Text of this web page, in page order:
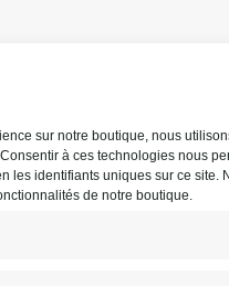
sur notre boutique, nous
Consentir à ces technologies nous
les identifiants uniques sur ce site.
de notre boutique.